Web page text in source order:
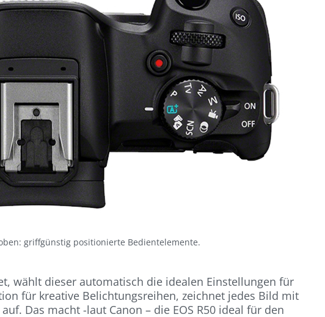
oben: griffgünstig positionierte Bedientelemente.
wählt dieser automatisch die idealen Einstellungen für
für kreative Belichtungsreihen, zeichnet jedes Bild mit
Das macht -laut Canon – die EOS R50 ideal für den